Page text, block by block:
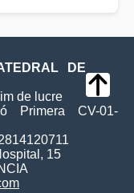
DE
de lucre
Primera CV-01-
15